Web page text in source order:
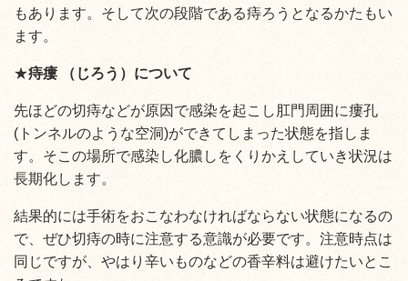
もあります。そして次の段階である痔ろうとなるかたもい
ます。
★痔瘻 （じろう）について
先ほどの切痔などが原因で感染を起こし肛門周囲に瘻孔
(トンネルのような空洞)ができてしまった状態を指しま
す。そこの場所で感染し化膿しをくりかえしていき状況は
長期化します。
結果的には手術をおこなわなければならない状態になるの
で、ぜひ切痔の時に注意する意識が必要です。注意時点は
同じですが、やはり辛いものなどの香辛料は避けたいとこ